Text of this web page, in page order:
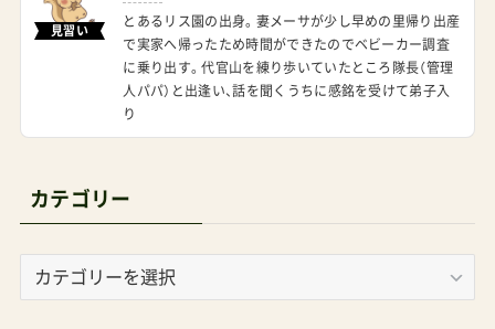
見習い
とあるリス園の出身。妻メーサが少し早めの里帰り出産
で実家へ帰ったため時間ができたのでベビーカー調査
に乗り出す。代官山を練り歩いていたところ隊長（管理
人パパ）と出逢い、話を聞くうちに感銘を受けて弟子入
り
カテゴリー